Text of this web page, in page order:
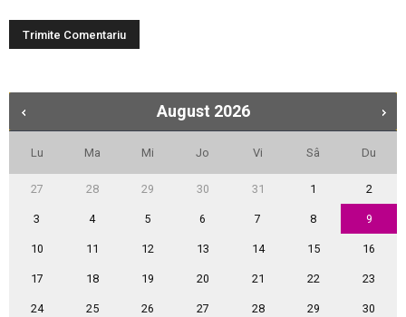
August 2026
Lu Ma Mi Jo Vi Sâ Du
27 28 29 30 31 1 2
3 4 5 6 7 8 9
10 11 12 13 14 15 16
17 18 19 20 21 22 23
24 25 26 27 28 29 30